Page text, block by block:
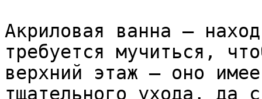
Акриловая ванна –
требуется мучиться,
верхний этаж – оно
тщательного ухода, да